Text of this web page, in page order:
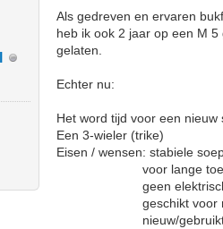
Als gedreven en ervaren
heb ik ook 2 jaar op een M
gelaten.
Echter nu:
Het word tijd voor een nieuw
Een 3-wieler (trike)
Eisen / wensen: stabiele
voor lange
geen elektrische
geschikt voor mijn
nieuw/gebruikt